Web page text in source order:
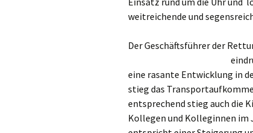
weitreichende und
Der Geschäftsführer der
eine rasante Entwicklung in
stieg das
entsprechend stieg auch die
Kollegen und Kolleginnen im